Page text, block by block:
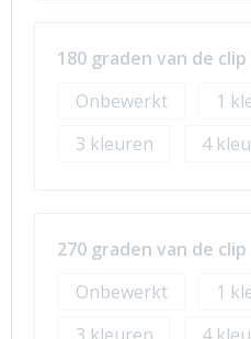
180 graden van de
Onbewerkt
1
3
4
270 graden van de
Onbewerkt
1